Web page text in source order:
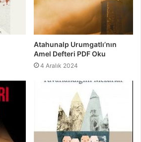
Atahunalp Urumgatlı’nın
Amel Defteri PDF Oku
4 Aralık 2024